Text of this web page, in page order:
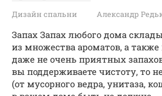
Дизайн спальни Александр
Запах Запах любого дома
из множества ароматов, а
даже не очень приятных
вы поддерживаете чистоту, то
(от мусорного ведра, унитаза,